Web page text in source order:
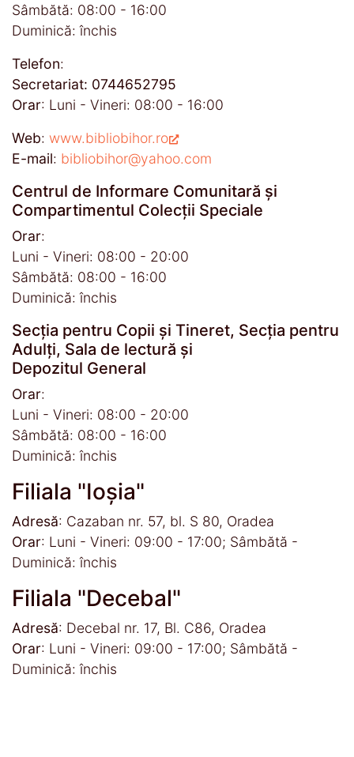
Sâmbătă: 08:00 - 16:00
Duminică: închis
Telefon:
Secretariat: 0744652795
Orar: Luni - Vineri: 08:00 - 16:00
Web: www.bibliobihor.ro
E-mail: bibliobihor@yahoo.com
Centrul de Informare Comunitară și
Compartimentul Colecții Speciale
Orar:
Luni - Vineri: 08:00 - 20:00
Sâmbătă: 08:00 - 16:00
Duminică: închis
Secția pentru Copii și Tineret, Secția pentru
Adulți, Sala de lectură și
Depozitul General
Orar:
Luni - Vineri: 08:00 - 20:00
Sâmbătă: 08:00 - 16:00
Duminică: închis
Filiala "Ioșia"
Adresă: Cazaban nr. 57, bl. S 80, Oradea
Orar: Luni - Vineri: 09:00 - 17:00; Sâmbătă -
Duminică: închis
Filiala "Decebal"
Adresă: Decebal nr. 17, Bl. C86, Oradea
Orar: Luni - Vineri: 09:00 - 17:00; Sâmbătă -
Duminică: închis